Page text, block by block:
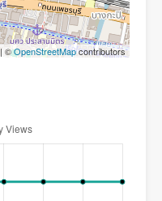
| ©OpenStreetMapcontributors